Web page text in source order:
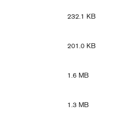
232.1 KB
201.0 KB
1.6 MB
1.3 MB